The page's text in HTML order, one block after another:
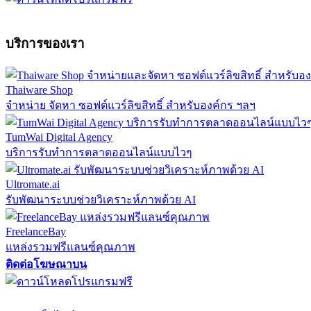
บริการของเรา
Thaiware Shop
จำหน่าย จัดหา ซอฟต์แวร์ลิขสิทธิ์ สำหรับองค์กร ฯลฯ
TumWai Digital Agency
บริการรับทำการตลาดออนไลน์แบบไวๆ
Ultromate.ai
รับพัฒนาระบบช่วยวิเคราะห์ภาพด้วย AI
FreelanceBay
แหล่งรวมฟรีแลนซ์คุณภาพ
ติดต่อโฆษณาบน